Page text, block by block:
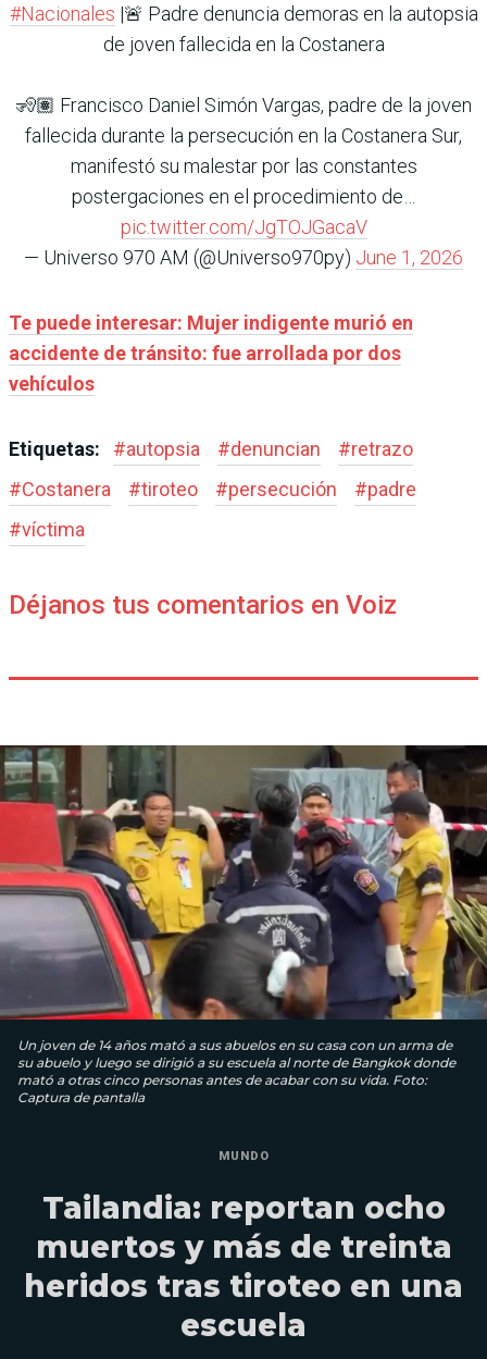
#Nacionales |🚨 Padre denuncia demoras en la autopsia
de joven fallecida en la Costanera
🧏🏽 Francisco Daniel Simón Vargas, padre de la joven
fallecida durante la persecución en la Costanera Sur,
manifestó su malestar por las constantes
postergaciones en el procedimiento de…
pic.twitter.com/JgTOJGacaV
— Universo 970 AM (@Universo970py) June 1, 2026
Te puede interesar: Mujer indigente murió en
accidente de tránsito: fue arrollada por dos
vehículos
Etiquetas: #autopsia #denuncian #retrazo
#Costanera #tiroteo #persecución #padre
#víctima
Déjanos tus comentarios en Voiz
Un joven de 14 años mató a sus abuelos en su casa con un arma de
su abuelo y luego se dirigió a su escuela al norte de Bangkok donde
mató a otras cinco personas antes de acabar con su vida. Foto:
Captura de pantalla
MUNDO
Tailandia: reportan ocho
muertos y más de treinta
heridos tras tiroteo en una
escuela